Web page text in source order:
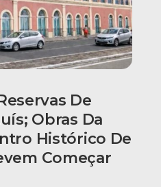
De
Obras Da
Histórico De
Começar